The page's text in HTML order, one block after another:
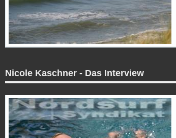
Nicole Kaschner - Das Interview